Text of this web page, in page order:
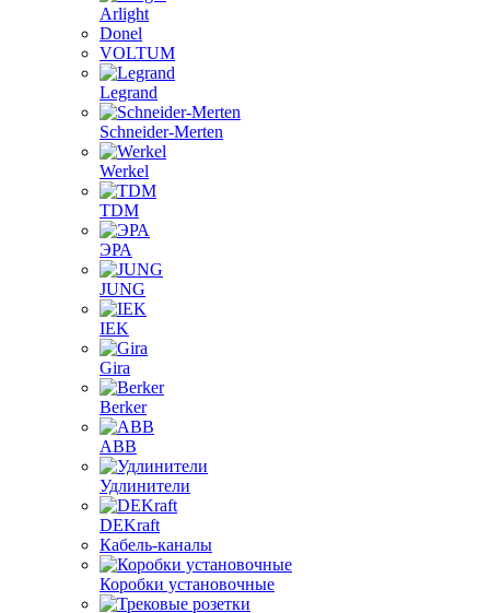
Arlight
Donel
VOLTUM
Legrand
Schneider-Merten
Werkel
TDM
ЭРА
JUNG
IEK
Gira
Berker
ABB
Удлинители
DEKraft
Кабель-каналы
Коробки установочные